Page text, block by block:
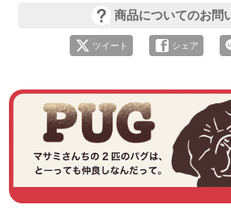
商品についてのお問
ツイート シェア